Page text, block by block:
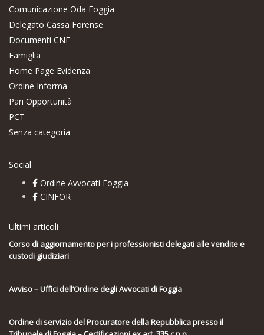
Comunicazione Oda Foggia
Delegato Cassa Forense
Documenti CNF
Famiglia
Home Page Evidenza
Ordine Informa
Pari Opportunità
PCT
Senza categoria
Social
Ordine Avvocati Foggia
CINFOR
Ultimi articoli
Corso di aggiornamento per i professionisti delegati alle vendite e
custodi giudiziari
Avviso – Uffici dell’Ordine degli Avvocati di Foggia
Ordine di servizio del Procuratore della Repubblica presso il